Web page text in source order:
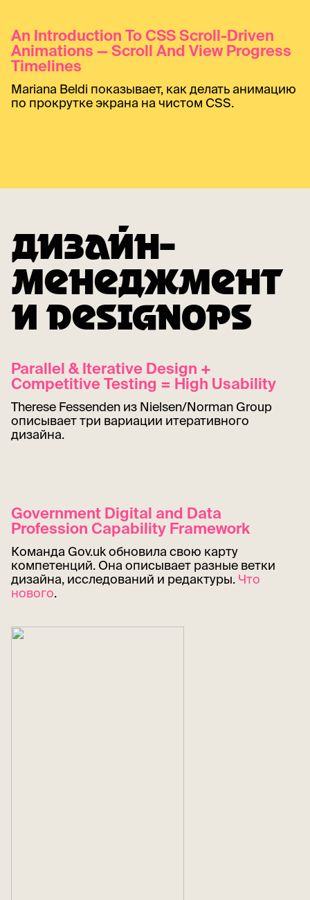
ДИЗАЙН-
МЕНЕДЖМЕНТ
И DESIGNOPS
Parallel & Iterative Design +
Competitive Testing = High Usability
Therese Fessenden из Nielsen/Norman Group
описывает три вариации итеративного
дизайна.
Government Digital and Data
Profession Capability Framework
Команда Gov.uk обновила свою карту
компетенций. Она описывает разные ветки
дизайна, исследований и редактуры. Что
нового.
An Introduction To CSS Scroll-Driven
Animations — Scroll And View Progress
Timelines
Mariana Beldi показывает, как делать анимацию
по прокрутке экрана на чистом CSS.